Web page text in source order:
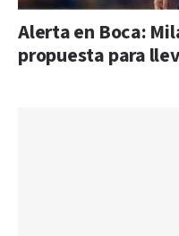
Alerta en Boca:
propuesta para